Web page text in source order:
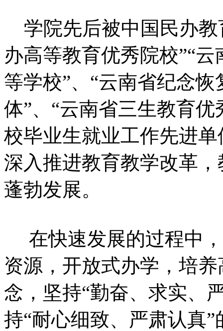
学院先后被中国民办教
办高等教育优秀院校”“
等学校”、“云南省纪念
体”、“云南省三生教育
校毕业生就业工作先进
深入推进教育教学改革
蓬勃发展。
在快速发展的过程中，
资源，开放式办学，培
念，坚持“勤奋、求实、
持“耐心细致、严肃认真